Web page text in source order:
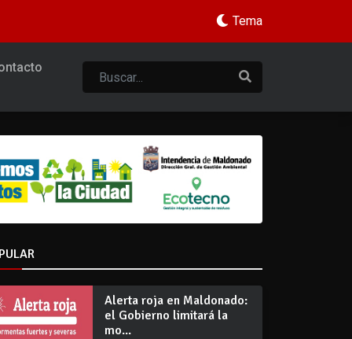
Tema
Alerta roja en Maldonado:
el Gobierno limitará la
mo...